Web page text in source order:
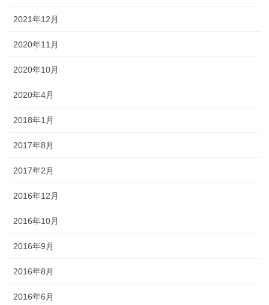
2021年12月
2020年11月
2020年10月
2020年4月
2018年1月
2017年8月
2017年2月
2016年12月
2016年10月
2016年9月
2016年8月
2016年6月